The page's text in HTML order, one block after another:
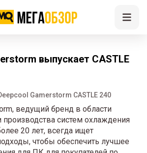
выпускает CASTLE
Gamerstorm CASTLE 240
ведущий бренд в области
производства систем охлаждения
20 лет, всегда ищет
чтобы обеспечить лучшее